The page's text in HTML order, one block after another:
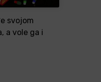
svojom
a vole ga i